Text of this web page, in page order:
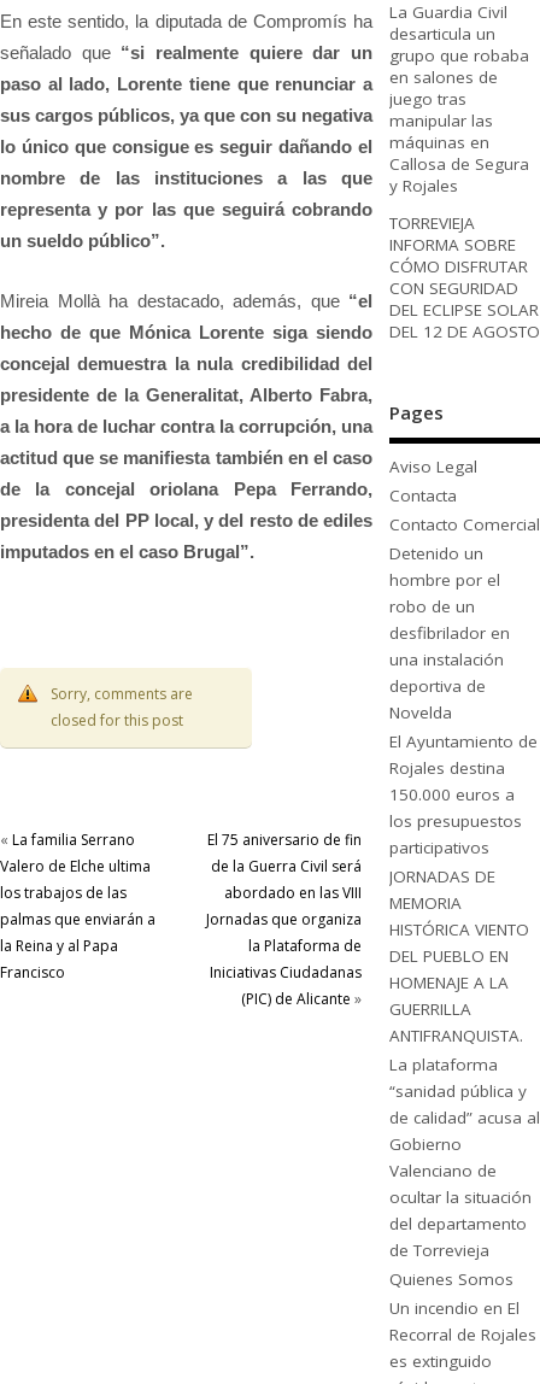
En este sentido, la diputada de Compromís ha
señalado que “si realmente quiere dar un
paso al lado, Lorente tiene que renunciar a
sus cargos públicos, ya que con su negativa
lo único que consigue es seguir dañando el
nombre de las instituciones a las que
representa y por las que seguirá cobrando
un sueldo público”.
Mireia Mollà ha destacado, además, que “el
hecho de que Mónica Lorente siga siendo
concejal demuestra la nula credibilidad del
presidente de la Generalitat, Alberto Fabra,
a la hora de luchar contra la corrupción, una
actitud que se manifiesta también en el caso
de la concejal oriolana Pepa Ferrando,
presidenta del PP local, y del resto de ediles
imputados en el caso Brugal”.
Sorry, comments are
closed for this post
« La familia Serrano
Valero de Elche ultima
los trabajos de las
palmas que enviarán a
la Reina y al Papa
Francisco
El 75 aniversario de fin
de la Guerra Civil será
abordado en las VIII
Jornadas que organiza
la Plataforma de
Iniciativas Ciudadanas
(PIC) de Alicante »
La Guardia Civil
desarticula un
grupo que robaba
en salones de
juego tras
manipular las
máquinas en
Callosa de Segura
y Rojales
TORREVIEJA
INFORMA SOBRE
CÓMO DISFRUTAR
CON SEGURIDAD
DEL ECLIPSE SOLAR
DEL 12 DE AGOSTO
Pages
Aviso Legal
Contacta
Contacto Comercial
Detenido un
hombre por el
robo de un
desfibrilador en
una instalación
deportiva de
Novelda
El Ayuntamiento de
Rojales destina
150.000 euros a
los presupuestos
participativos
JORNADAS DE
MEMORIA
HISTÓRICA VIENTO
DEL PUEBLO EN
HOMENAJE A LA
GUERRILLA
ANTIFRANQUISTA.
La plataforma
“sanidad pública y
de calidad” acusa al
Gobierno
Valenciano de
ocultar la situación
del departamento
de Torrevieja
Quienes Somos
Un incendio en El
Recorral de Rojales
es extinguido